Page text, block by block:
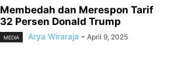
Membedah dan Merespon Tarif
32 Persen Donald Trump
MEDIA Arya Wiraraja - April 9, 2025